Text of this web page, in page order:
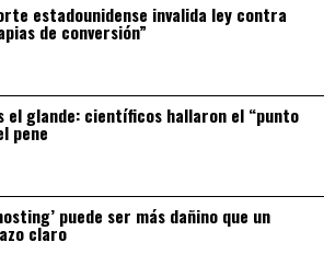
estadounidense invalida ley contra
de conversión”
el glande: científicos hallaron el “punto
pene
puede ser más dañino que un
claro